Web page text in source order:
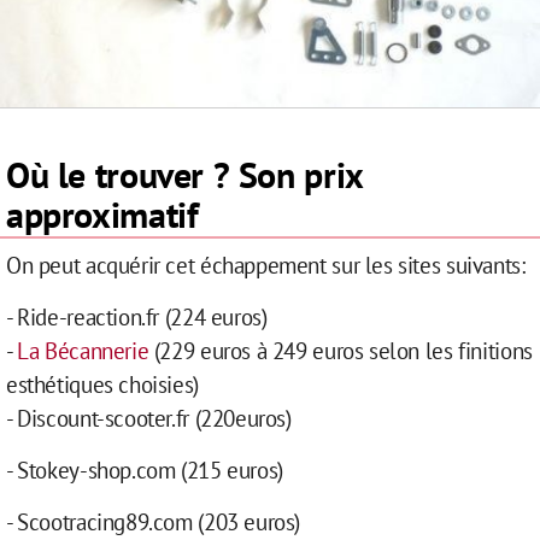
Où le trouver ? Son prix
approximatif
On peut acquérir cet échappement sur les sites suivants:
-Ride-reaction.fr(224 euros)
-La Bécannerie (229 euros à 249 euros selon les finitions
esthétiques choisies)
- Discount-scooter.fr (220euros)
- Stokey-shop.com (215 euros)
- Scootracing89.com (203 euros)